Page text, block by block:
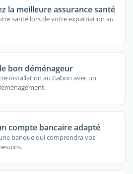
la meilleure assurance santé
santé lors de votre expatriation au
bon déménageur
installation au Gabon avec un
compte bancaire adapté
banque qui comprendra vos